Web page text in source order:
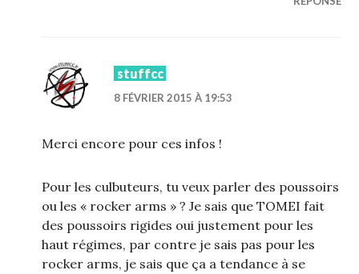
stuffcc
8 FÉVRIER 2015 À 19:53
Merci encore pour ces infos !
Pour les culbuteurs, tu veux parler des poussoirs
ou les « rocker arms » ? Je sais que TOMEI fait
des poussoirs rigides oui justement pour les
haut régimes, par contre je sais pas pour les
rocker arms, je sais que ça a tendance à se